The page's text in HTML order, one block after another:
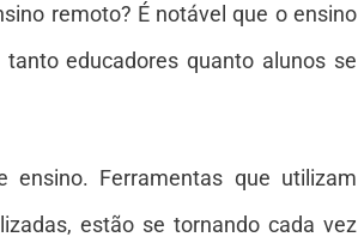
remoto? É notável que o ensino
educadores quanto alunos se
Ferramentas que utilizam
estão se tornando cada vez